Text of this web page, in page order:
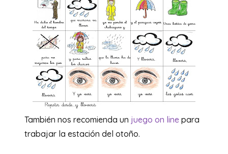
También nos recomienda un juego on line para
trabajar la estación del otoño.